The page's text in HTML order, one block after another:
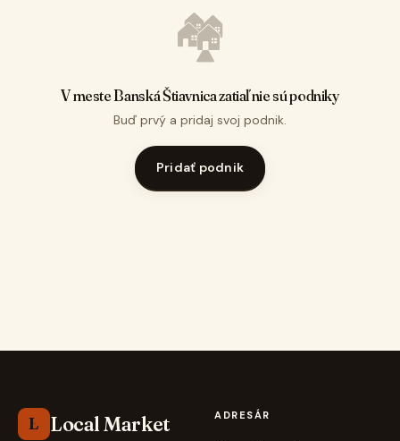
🏘️
V meste Banská Štiavnica zatiaľ nie sú podniky
Buď prvý a pridaj svoj podnik.
Pridať podnik
L Local Market ADRESÁR